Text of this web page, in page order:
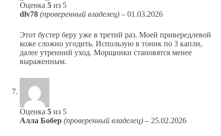
Оценка 5 из 5
dlv78 (проверенный владелец) – 01.03.2026
Этот бустер беру уже в третий раз. Моей привередлевой
коже сложно угодить. Использую в тоник по 3 капли,
далее утренний уход. Морщинки становятся менее
выраженным.
Оценка 5 из 5
Алла Бобер (проверенный владелец) – 25.02.2026